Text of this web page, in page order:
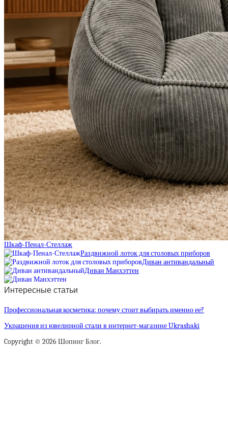
Шкаф-Пенал-Стеллаж
Раздвижной лоток для столовых приборов
Диван антивандальный
Диван Манхэттен
Интересные статьи
Профессиональная косметика: почему стоит выбирать именно ее?
Украшения из ювелирной стали в интернет-магазине Ukrashaki
Copyright © 2026 Шопинг Блог.